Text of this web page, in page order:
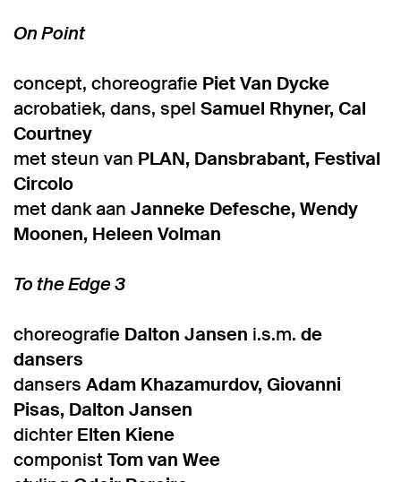
On Point
concept, choreografie Piet Van Dycke
acrobatiek, dans, spel Samuel Rhyner, Cal
Courtney
met steun van PLAN, Dansbrabant, Festival
Circolo
met dank aan Janneke Defesche, Wendy
Moonen, Heleen Volman
To the Edge 3
choreografie Dalton Jansen i.s.m. de
dansers
dansers Adam Khazamurdov, Giovanni
Pisas, Dalton Jansen
dichter Elten Kiene
componist Tom van Wee